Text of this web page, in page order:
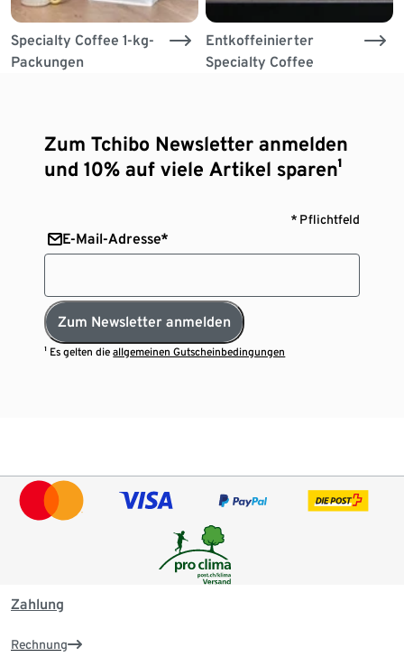
Specialty Coffee 1-kg-
Packungen
Entkoffeinierter
Specialty Coffee
Zum Tchibo Newsletter anmelden
und 10% auf viele Artikel sparen¹
* Pflichtfeld
E-Mail-Adresse*
Zum Newsletter anmelden
¹ Es gelten dieallgemeinen Gutscheinbedingungen
Zahlung
Rechnung